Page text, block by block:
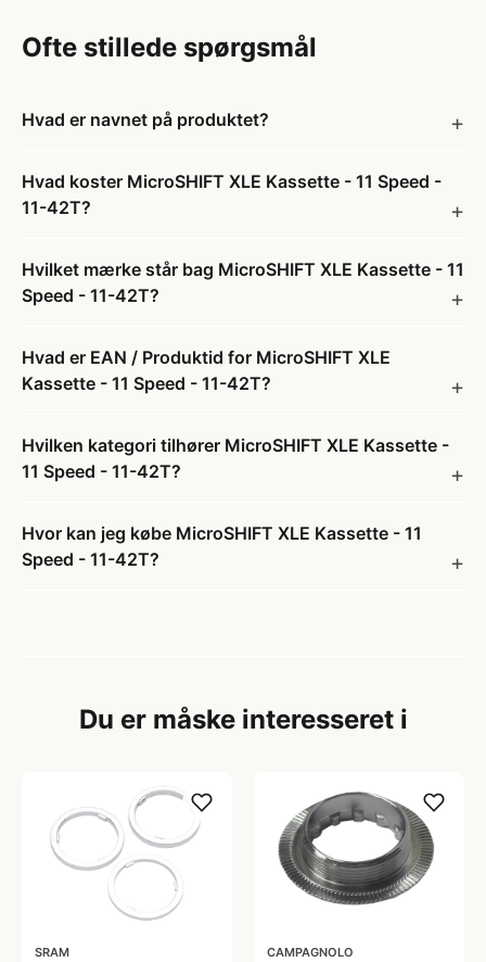
Ofte stillede spørgsmål
Hvad er navnet på produktet?
Hvad koster MicroSHIFT XLE Kassette - 11 Speed -
11-42T?
Hvilket mærke står bag MicroSHIFT XLE Kassette - 11
Speed - 11-42T?
Hvad er EAN / Produktid for MicroSHIFT XLE
Kassette - 11 Speed - 11-42T?
Hvilken kategori tilhører MicroSHIFT XLE Kassette -
11 Speed - 11-42T?
Hvor kan jeg købe MicroSHIFT XLE Kassette - 11
Speed - 11-42T?
Du er måske interesseret i
SRAM CAMPAGNOLO